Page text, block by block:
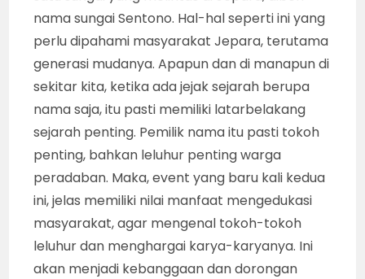
nama sungai Sentono. Hal-hal seperti ini yang
perlu dipahami masyarakat Jepara, terutama
generasi mudanya. Apapun dan di manapun di
sekitar kita, ketika ada jejak sejarah berupa
nama saja, itu pasti memiliki latarbelakang
sejarah penting. Pemilik nama itu pasti tokoh
penting, bahkan leluhur penting warga
peradaban. Maka, event yang baru kali kedua
ini, jelas memiliki nilai manfaat mengedukasi
masyarakat, agar mengenal tokoh-tokoh
leluhur dan menghargai karya-karyanya. Ini
akan menjadi kebanggaan dan dorongan